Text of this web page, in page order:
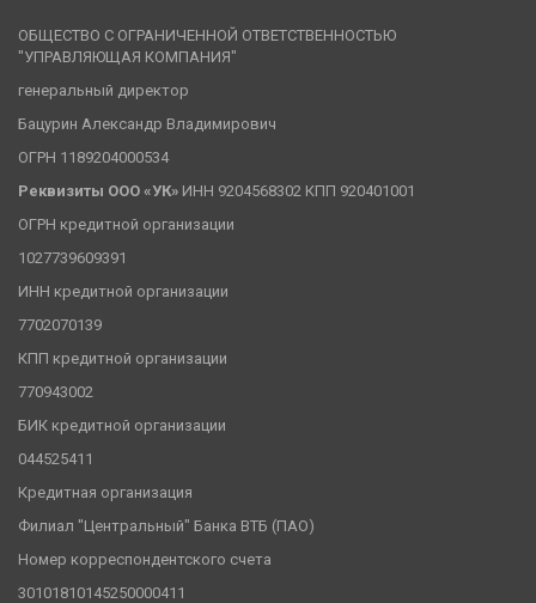
ОБЩЕСТВО С ОГРАНИЧЕННОЙ ОТВЕТСТВЕННОСТЬЮ
"УПРАВЛЯЮЩАЯ КОМПАНИЯ"
генеральный директор
Бацурин Александр Владимирович
ОГРН 1189204000534
Реквизиты ООО «УК» ИНН 9204568302 КПП 920401001
ОГРН кредитной организации
1027739609391
ИНН кредитной организации
7702070139
КПП кредитной организации
770943002
БИК кредитной организации
044525411
Кредитная организация
Филиал "Центральный" Банка ВТБ (ПАО)
Номер корреспондентского счета
30101810145250000411